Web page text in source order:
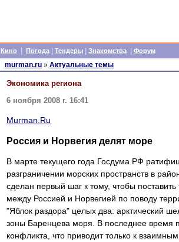
Кино Погода Тендеры Знакомства Форум
murman.ru » Актуальные темы
Экономика региона
6 ноября 2008 г. 16:41
Murman.Ru
Россия и Норвегия делят море
В марте текущего года Госдума РФ
разграничении морских пространств в
сделан первый шаг к тому, чтобы
между Россией и Норвегией по поводу
"Яблок раздора" целых два: арктический
зоны Баренцева моря. В последнее время
конфликта, что приводит только к